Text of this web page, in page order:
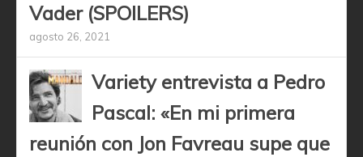
Vader (SPOILERS)
agosto 26, 2021
Variety entrevista a Pedro
Pascal: «En mi primera
reunión con Jon Favreau supe que